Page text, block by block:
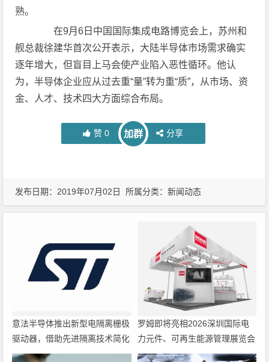
熟。
在9月6日中国国际集成电路博览会上，苏州和
舰总裁徐建华首次公开表示，大陆半导体市场需求确实
逐年增大，但盲目上马会使产业陷入恶性循环。他认
为，半导体企业应从过去重“量”转为重“质”，从市场、资
金、人才、技术四大方面综合布局。
赞 0 加群 分享
发布日期：2019年07月02日 所属分类：新闻动态
意法半导体推出新型电隔离栅极
驱动器，借助先进隔离技术简化
电源设计
罗姆即将亮相2026深圳国际电
力元件、可再生能源管理展览会
暨研讨会